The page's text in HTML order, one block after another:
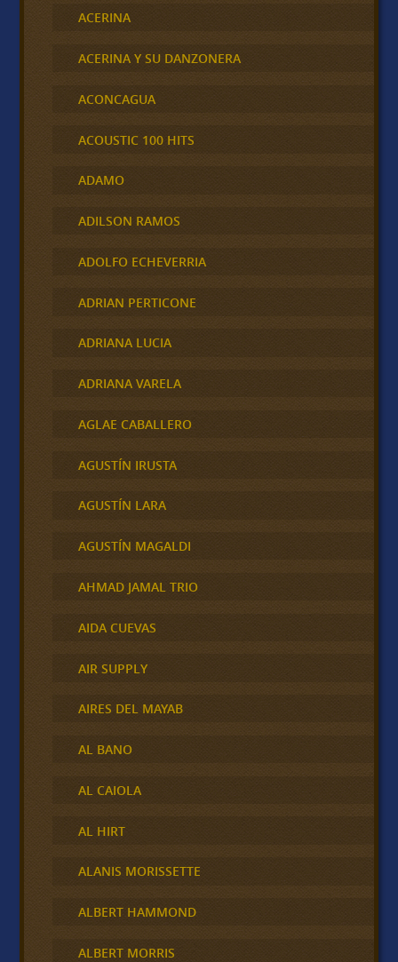
ACERINA
ACERINA Y SU DANZONERA
ACONCAGUA
ACOUSTIC 100 HITS
ADAMO
ADILSON RAMOS
ADOLFO ECHEVERRIA
ADRIAN PERTICONE
ADRIANA LUCIA
ADRIANA VARELA
AGLAE CABALLERO
AGUSTÍN IRUSTA
AGUSTÍN LARA
AGUSTÍN MAGALDI
AHMAD JAMAL TRIO
AIDA CUEVAS
AIR SUPPLY
AIRES DEL MAYAB
AL BANO
AL CAIOLA
AL HIRT
ALANIS MORISSETTE
ALBERT HAMMOND
ALBERT MORRIS